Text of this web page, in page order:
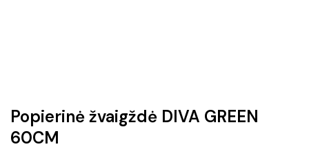
Popierinė žvaigždė DIVA GREEN
60CM